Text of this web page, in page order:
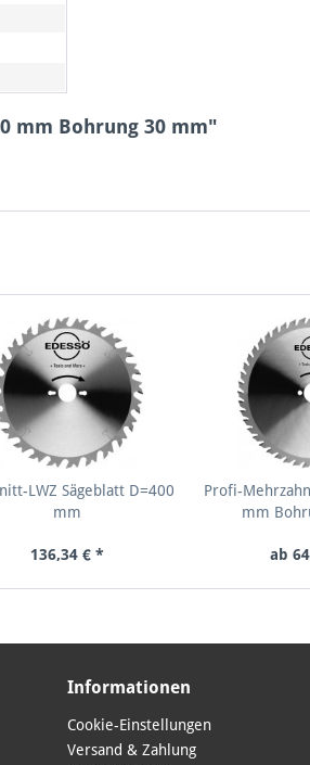
mm Bohrung 30 mm"
LWZ Sägeblatt D=400
mm
136,34 € *
Profi-
mm
ab
Informationen
Cookie-Einstellungen
Versand & Zahlung